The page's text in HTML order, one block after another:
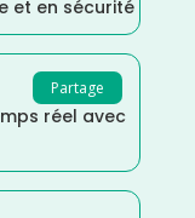
et en sécurité
Partage
réel avec